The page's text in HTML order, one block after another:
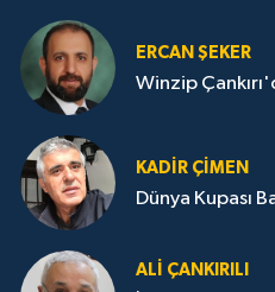
ERCAN ŞEKER
Winzip
KADIR ÇIMEN
Dünya Kupası
ALI ÇANKIRILI